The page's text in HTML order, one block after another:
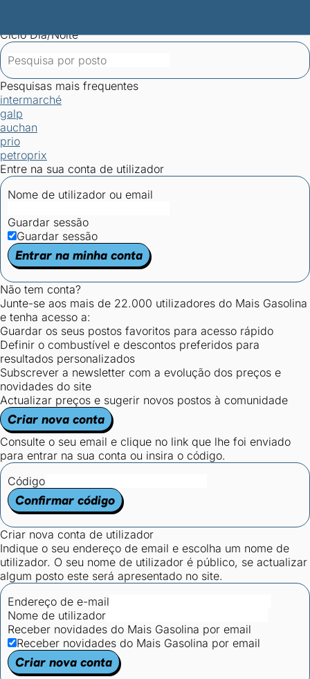
Ciclo Dia/Noite
Pesquisas mais frequentes
intermarché
galp
auchan
prio
petroprix
Entre na sua conta de utilizador
Nome de utilizador ou email
Guardar sessão
Guardar sessão
Entrar na minha conta
Não tem conta?
Junte-se aos mais de 22.000 utilizadores do Mais Gasolina
e tenha acesso a:
Guardar os seus postos favoritos para acesso rápido
Definir o combustível e descontos preferidos para
resultados personalizados
Subscrever a newsletter com a evolução dos preços e
novidades do site
Actualizar preços e sugerir novos postos à comunidade
Criar nova conta
Consulte o seu email e clique no link que lhe foi enviado
para entrar na sua conta ou insira o código.
Código
Confirmar código
Criar nova conta de utilizador
Indique o seu endereço de email e escolha um nome de
utilizador. O seu nome de utilizador é público, se actualizar
algum posto este será apresentado no site.
Endereço de e-mail
Nome de utilizador
Receber novidades do Mais Gasolina por email
Receber novidades do Mais Gasolina por email
Criar nova conta